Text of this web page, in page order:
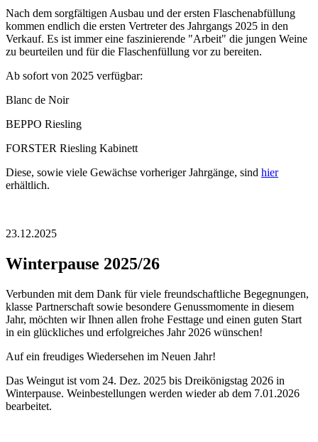
Nach dem sorgfältigen Ausbau und der ersten Flaschenabfüllung
kommen endlich die ersten Vertreter des Jahrgangs 2025 in den
Verkauf. Es ist immer eine faszinierende "Arbeit" die jungen Weine
zu beurteilen und für die Flaschenfüllung vor zu bereiten.
Ab sofort von 2025 verfügbar:
Blanc de Noir
BEPPO Riesling
FORSTER Riesling Kabinett
Diese, sowie viele Gewächse vorheriger Jahrgänge, sind hier
erhältlich.
23.12.2025
Winterpause 2025/26
Verbunden mit dem Dank für viele freundschaftliche Begegnungen,
klasse Partnerschaft sowie besondere Genussmomente in diesem
Jahr, möchten wir Ihnen allen frohe Festtage und einen guten Start
in ein glückliches und erfolgreiches Jahr 2026 wünschen!
Auf ein freudiges Wiedersehen im Neuen Jahr!
Das Weingut ist vom 24. Dez. 2025 bis Dreikönigstag 2026 in
Winterpause. Weinbestellungen werden wieder ab dem 7.01.2026
bearbeitet.